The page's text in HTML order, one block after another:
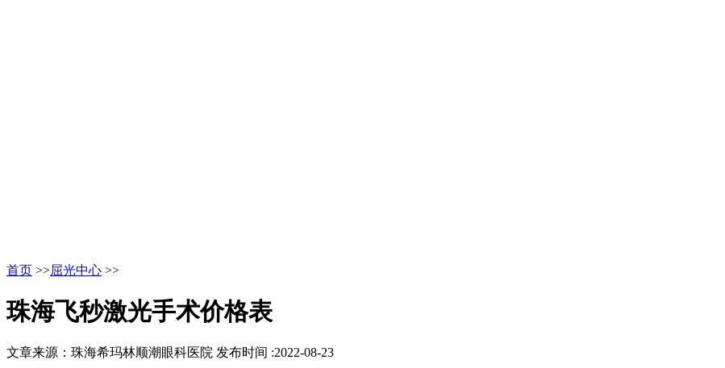
首页 >>屈光中心 >>
珠海飞秒激光手术价格表
文章来源：珠海希玛林顺潮眼科医院 发布时间 :2022-08-23